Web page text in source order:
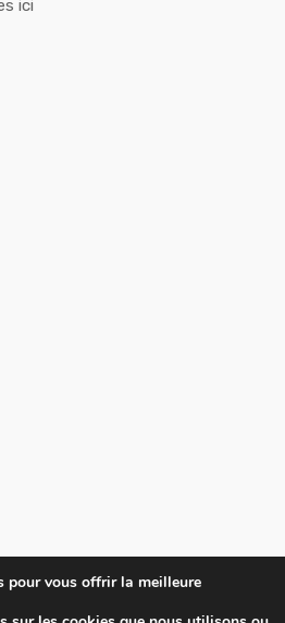
ici
pour vous offrir la meilleure